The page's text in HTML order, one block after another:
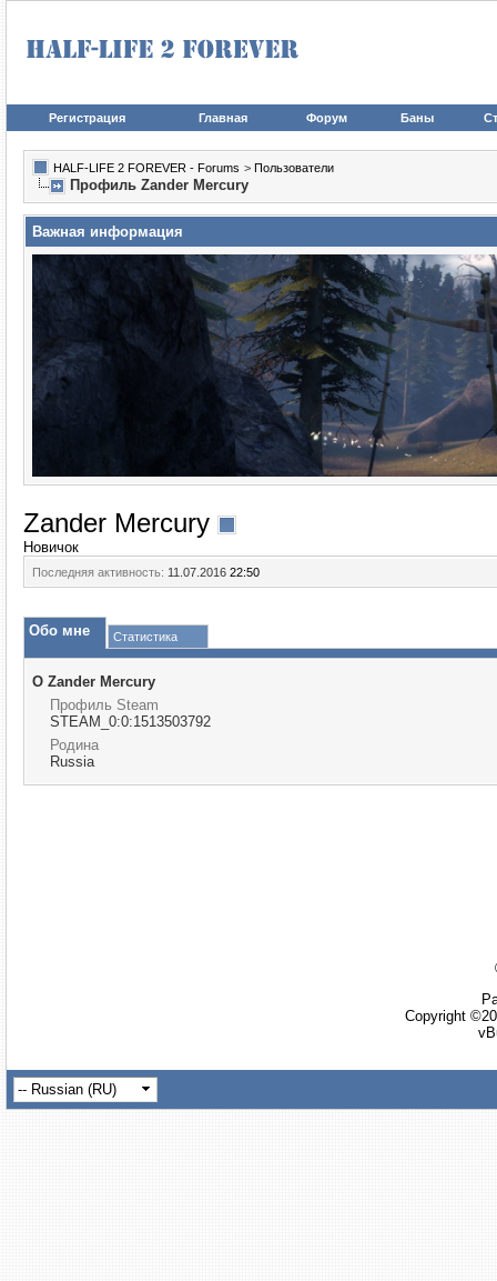
Регистрация Главная Форум Баны
HALF-LIFE 2 FOREVER - Forums > Пользователи
Профиль Zander Mercury
Важная информация
Zander Mercury
Новичок
Последняя активность: 11.07.2016 22:50
Обо мне Статистика
О Zander Mercury
Профиль Steam
STEAM_0:0:1513503792
Родина
Russia
Copyright